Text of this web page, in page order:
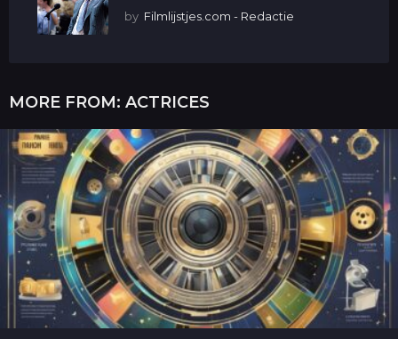
by Filmlijstjes.com - Redactie
MORE FROM: ACTRICES